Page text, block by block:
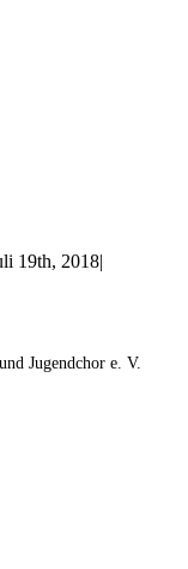
19th, 2018|
Jugendchor e. V.